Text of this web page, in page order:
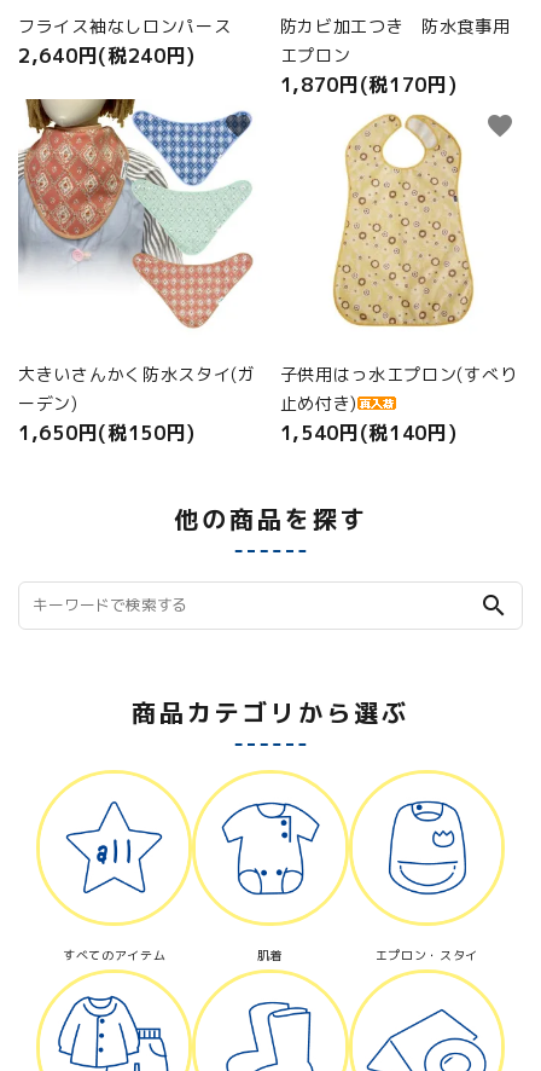
フライス袖なしロンパース
2,640円(税240円)
防カビ加工つき 防水食事用
エプロン
1,870円(税170円)
大きいさんかく防水スタイ(ガ
ーデン)
1,650円(税150円)
favorite
子供用はっ水エプロン(すべり
止め付き)
1,540円(税140円)
favorite
他の商品を探す
search
商品カテゴリから選ぶ
すべてのアイテム 肌着 エプロン・スタイ